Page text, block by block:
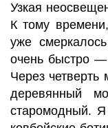
Узкая
К тому
уже
очень быстро
Через четверть
деревянный
старомодный.